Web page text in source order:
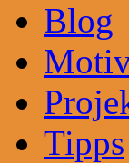
Blog
Tipps